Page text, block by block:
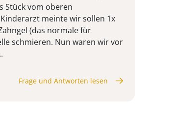
Stück vom oberen
meinte wir sollen 1x
(das normale für
schmieren. Nun waren wir vor
Frage und Antworten lesen